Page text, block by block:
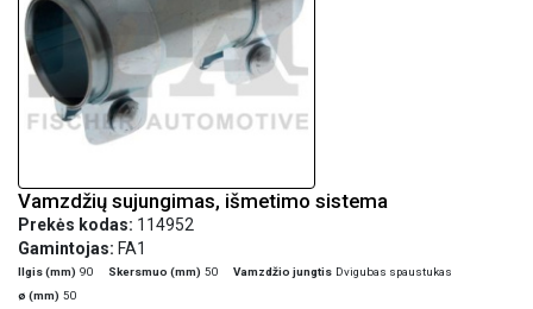
Vamzdžių sujungimas, išmetimo sistema
Prekės kodas: 114952
Gamintojas: FA1
Ilgis (mm) 90 Skersmuo (mm) 50 Vamzdžio jungtis Dvigubas spaustukas
ø (mm) 50